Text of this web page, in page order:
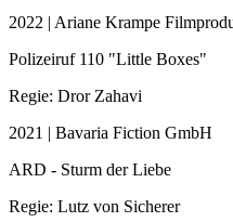
2022 | Ariane Krampe
Polizeiruf 110 "Little Boxes"
Regie: Dror Zahavi
2021 | Bavaria Fiction GmbH
ARD - Sturm der Liebe
Regie: Lutz von Sicherer